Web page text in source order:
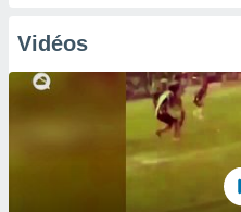
Vidéos